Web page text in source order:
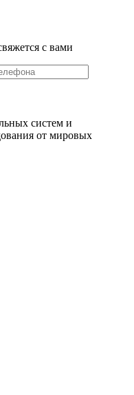
с вами
систем и
от мировых